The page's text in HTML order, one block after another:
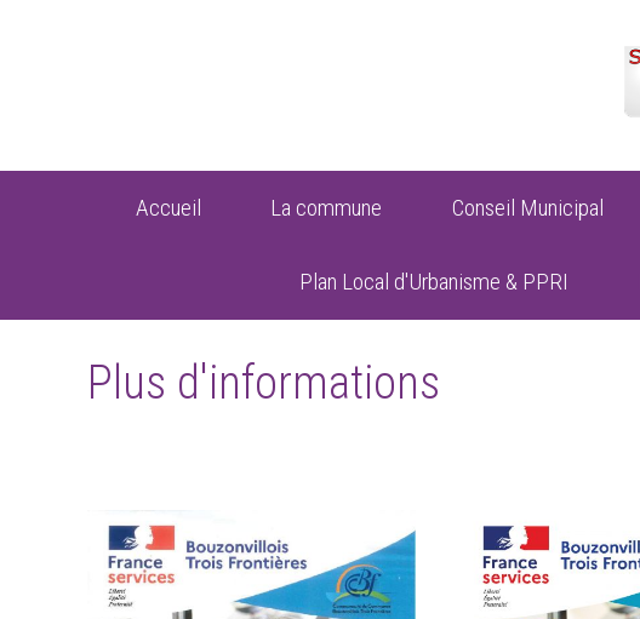
Accueil La commune Conseil Municipal
Plan Local d'Urbanisme & PPRI
Plus d'informations